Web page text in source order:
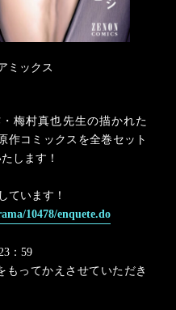
ミックス
梅村真也先生の描かれた
作コミックスを全巻セット
します！
ています！
10478/enquete.do
：59
ってかえさせていただき